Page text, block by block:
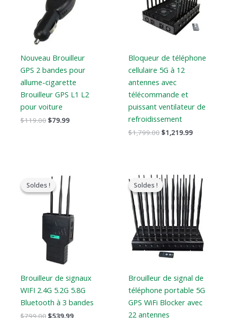
Nouveau Brouilleur
GPS 2 bandes pour
allume-cigarette
Brouilleur GPS L1 L2
pour voiture
$119.00$79.99
Bloqueur de téléphone
cellulaire 5G à 12
antennes avec
télécommande et
puissant ventilateur de
refroidissement
$1,799.00$1,219.99
Soldes !
Soldes !
Brouilleur de signaux
WIFI 2.4G 5.2G 5.8G
Bluetooth à 3 bandes
$799.00
prix
original
était
$799.00.
$539.99
$539.99.
Soldes !
Soldes !
Brouilleur de signal de
téléphone portable 5G
GPS WiFi Blocker avec
22 antennes
prix
original
était
:
$1,519.00.
prix
actuel
est
:
$789.88.